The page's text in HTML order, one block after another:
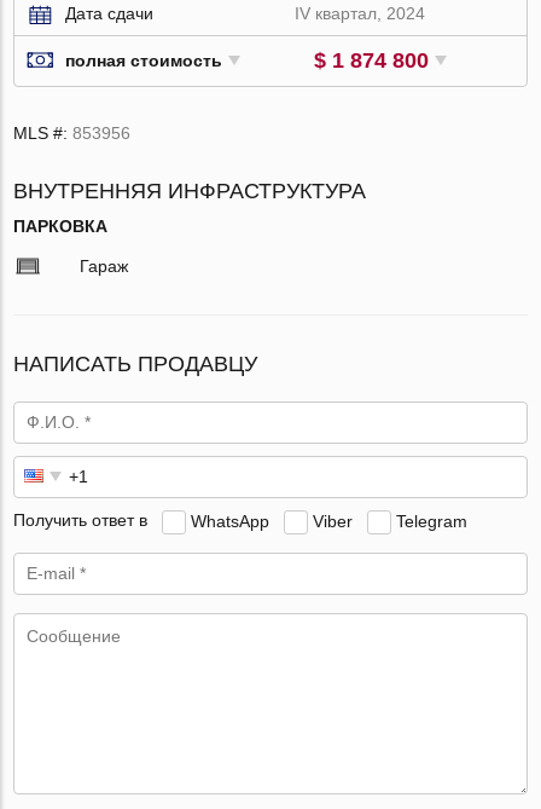
Дата сдачи
IV квартал, 2024
полная стоимость $ 1 874 800
MLS #:853956
ВНУТРЕННЯЯ ИНФРАСТРУКТУРА
ПАРКОВКА
Гараж
НАПИСАТЬ ПРОДАВЦУ
Получить ответ в WhatsApp Viber Telegram